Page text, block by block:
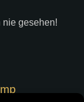
nie gesehen!